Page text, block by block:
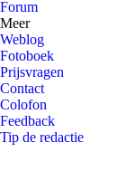
Forum
Meer
Weblog
Fotoboek
Prijsvragen
Contact
Colofon
Feedback
Tip de redactie